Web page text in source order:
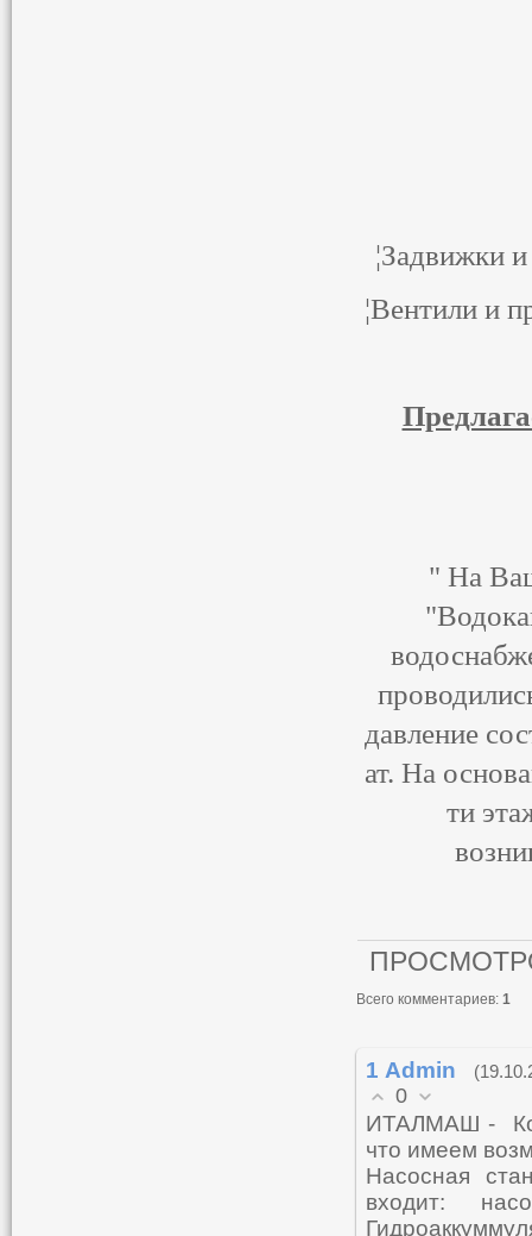
" На
давление
ат. На
ти
Всего комментариев: 1
1 Admin
0
ИТАЛМАШ -
что имеем
Насосная
входит: